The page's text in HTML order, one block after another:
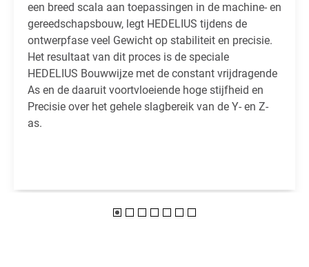
een breed scala aan toepassingen in de machine- en
gereedschapsbouw, legt HEDELIUS tijdens de
ontwerpfase veel Gewicht op stabiliteit en precisie.
Het resultaat van dit proces is de speciale
HEDELIUS Bouwwijze met de constant vrijdragende
As en de daaruit voortvloeiende hoge stijfheid en
Precisie over het gehele slagbereik van de Y- en Z-
as.